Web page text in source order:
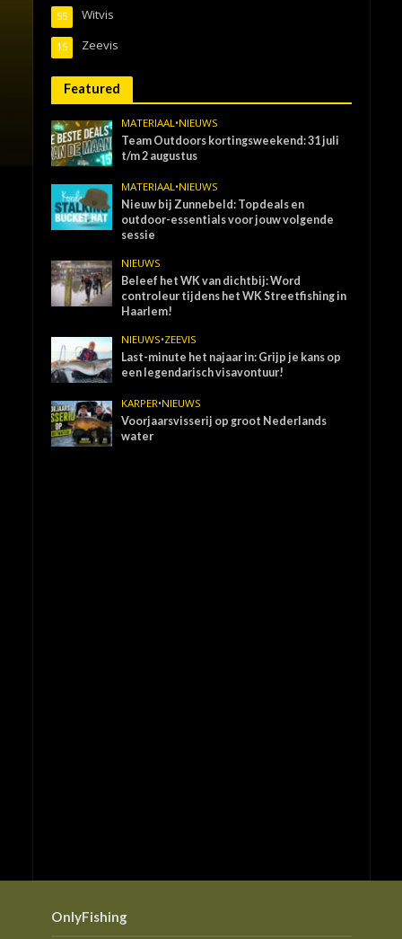
Witvis
55
Zeevis
15
Featured
MATERIAAL •NIEUWS
Team Outdoors kortingsweekend: 31 juli
t/m 2 augustus
MATERIAAL •NIEUWS
Nieuw bij Zunnebeld: Topdeals en
outdoor-essentials voor jouw volgende
sessie
NIEUWS
Beleef het WK van dichtbij: Word
controleur tijdens het WK Streetfishing in
Haarlem!
NIEUWS•ZEEVIS
Last-minute het najaar in: Grijp je kans op
een legendarisch visavontuur!
KARPER•NIEUWS
Voorjaarsvisserij op groot Nederlands
water
OnlyFishing